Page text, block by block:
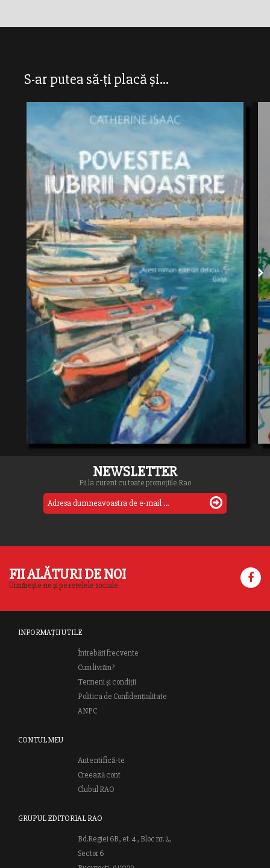
S-ar putea să-ți placă și...
NEWSLETTER
Fii la curent cu toate promoțiile Rao
FII ALĂTURI DE NOI
Urmărește-ne și pe rețelele sociale.
INFORMAȚII UTILE
Întrebări frecvente
Cum livrăm?
Termeni și condiții
Politica de Confidențialitate
ANPC
CONTUL MEU
Autentifică-te
Creează cont
Clubul RAO
GRUPUL EDITORIAL RAO
Bd.Regiei 6B, et. 4 , Bloc nr. 2,
Sector 6